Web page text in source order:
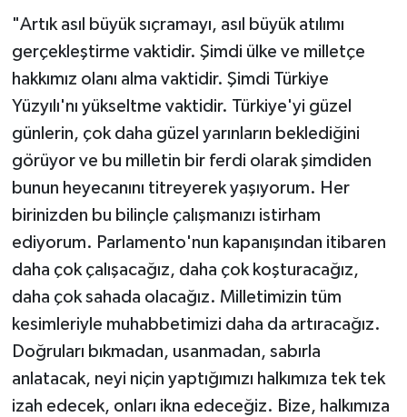
"Artık asıl büyük sıçramayı, asıl büyük atılımı
gerçekleştirme vaktidir. Şimdi ülke ve milletçe
hakkımız olanı alma vaktidir. Şimdi Türkiye
Yüzyılı'nı yükseltme vaktidir. Türkiye'yi güzel
günlerin, çok daha güzel yarınların beklediğini
görüyor ve bu milletin bir ferdi olarak şimdiden
bunun heyecanını titreyerek yaşıyorum. Her
birinizden bu bilinçle çalışmanızı istirham
ediyorum. Parlamento'nun kapanışından itibaren
daha çok çalışacağız, daha çok koşturacağız,
daha çok sahada olacağız. Milletimizin tüm
kesimleriyle muhabbetimizi daha da artıracağız.
Doğruları bıkmadan, usanmadan, sabırla
anlatacak, neyi niçin yaptığımızı halkımıza tek tek
izah edecek, onları ikna edeceğiz. Bize, halkımıza